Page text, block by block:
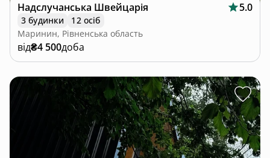
Надслучанська Швейцарія 5.0
3 будинки
12 осіб
Маринин, Рівненська область
від₴4 500доба